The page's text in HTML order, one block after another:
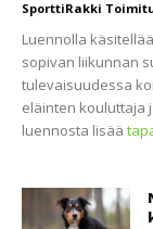
SporttiRakki
Luennolla
sopivan liikunnan
tulevaisuudessa
eläinten kouluttaja
luennosta lisää